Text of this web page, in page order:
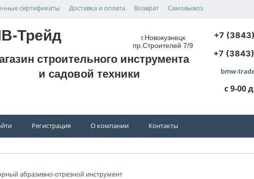
сертификаты Доставка и оплата Возврат Самовывоз
Трейд
г.Новокузнецк
пр.Строителей 7/9
строительного инструмента
и садовой техники
+7
+7
bmw-
с 9-00
Регистрация О компании Контакты
абразивно-отрезной инструмент